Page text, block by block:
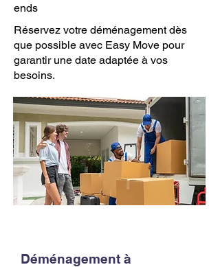
ends
Réservez votre déménagement dès
que possible avec Easy Move pour
garantir une date adaptée à vos
besoins.
Déménagement à